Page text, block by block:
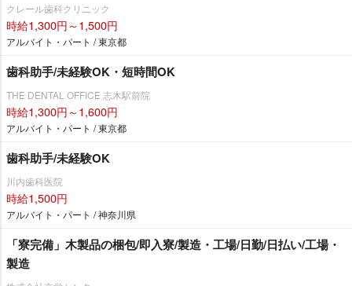
クレール歯科クリニック
時給1,300円～1,500円
アルバイト・パート / 東京都
歯科助手/未経験OK・短時間OK
THE DENTAL OFFICE 志木駅前院
時給1,300円～1,600円
アルバイト・パート / 東京都
歯科助手/未経験OK
川内歯科医院
時給1,500円
アルバイト・パート / 神奈川県
「寮完備」木製品の梱包/即入寮/製造・工場/日勤/日払い/工場・
製造